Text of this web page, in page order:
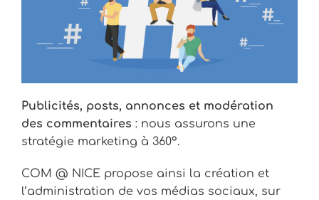
Publicités, posts, annonces et modération
des commentaires : nous assurons une
stratégie marketing à 360°.
COM @ NICE propose ainsi la création et
l’administration de vos médias sociaux, sur